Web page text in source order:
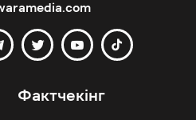
Фактчекінг